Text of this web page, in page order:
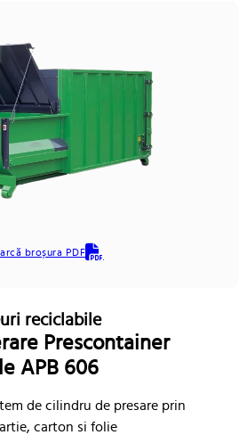
broșura PDF
reciclabile
Prescontainer
APB 606
de cilindru de presare prin
carton si folie